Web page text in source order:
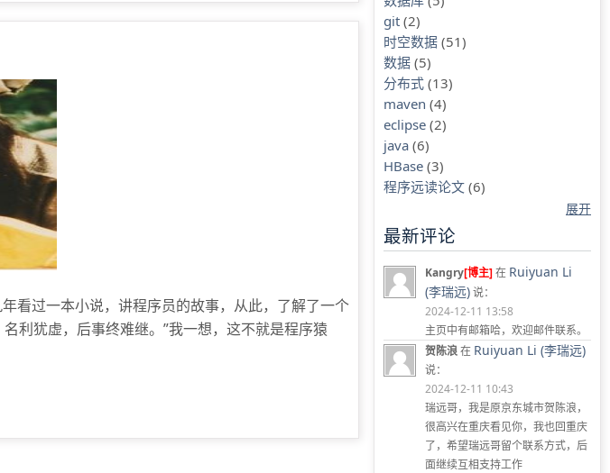
git (2)
时空数据 (51)
数据 (5)
分布式 (13)
maven (4)
eclipse (2)
java (6)
HBase (3)
程序远读论文 (6)
展开
最新评论
Kangry[博主]在 Ruiyuan Li
(李瑞远)说：
2024-12-11 13:58
主页中有邮箱哈，欢迎邮件联系。
贺陈浪在 Ruiyuan Li (李瑞远)
说：
2024-12-11 10:43
瑞远哥，我是原京东城市贺陈浪，
很高兴在重庆看见你，我也回重庆
了，希望瑞远哥留个联系方式，后
面继续互相支持工作
看过一本小说，讲程序员的故事，从此，了解了一个
利犹虚，后事终难继。”我一想，这不就是程序猿